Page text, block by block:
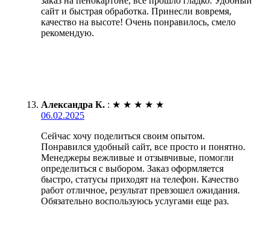
сайт и быстрая обработка. Принесли вовремя,
качество на высоте! Очень понравилось, смело
рекомендую.
Александра К. : ★ ★ ★ ★ ★
06.02.2025
Сейчас хочу поделиться своим опытом.
Понравился удобный сайт, все просто и понятно.
Менеджеры вежливые и отзывчивые, помогли
определиться с выбором. Заказ оформляется
быстро, статусы приходят на телефон. Качество
работ отличное, результат превзошел ожидания.
Обязательно воспользуюсь услугами еще раз.